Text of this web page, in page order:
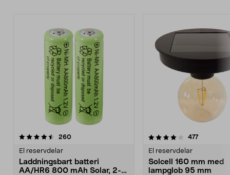
260recensioner
El reservdelar
Laddningsbart batteri
AA/HR6 800 mAh Solar, 2-
4.0 av 5 stjärnor 477
El reservdelar
Solcell 160 mm med
lampglob 95 mm
4.5 av 5 stjärnor